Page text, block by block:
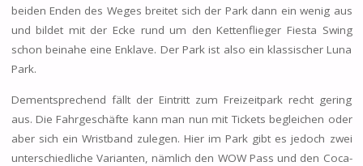
beiden Enden des Weges breitet sich der Park dann ein wenig aus
und bildet mit der Ecke rund um den Kettenflieger Fiesta Swing
schon beinahe eine Enklave. Der Park ist also ein klassischer Luna
Park.
Dementsprechend fällt der Eintritt zum Freizeitpark recht gering
aus. Die Fahrgeschäfte kann man nun mit Tickets begleichen oder
aber sich ein Wristband zulegen. Hier im Park gibt es jedoch zwei
unterschiedliche Varianten, nämlich den WOW Pass und den Coca-